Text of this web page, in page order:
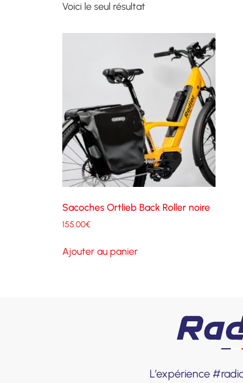
Voici le seul résultat
Sacoches Ortlieb Back Roller noire
155.00€
Ajouter au panier
L’expérience